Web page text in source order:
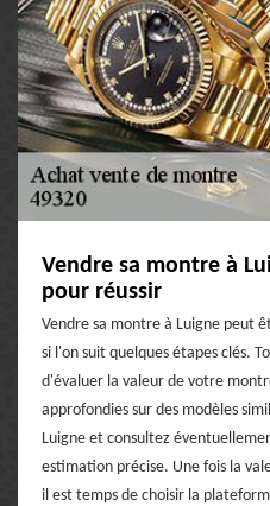
Vendre sa montre à
pour réussir
Vendre sa montre à Luigne peut
si l'on suit quelques étapes clés.
d'évaluer la valeur de votre
approfondies sur des modèles
Luigne et consultez
estimation précise. Une fois la
il est temps de choisir la